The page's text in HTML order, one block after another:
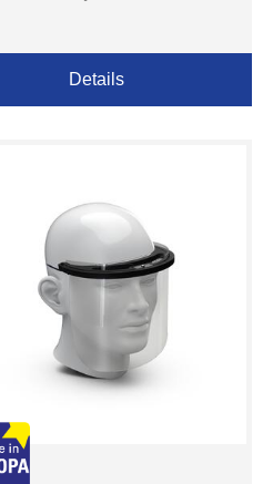
Details